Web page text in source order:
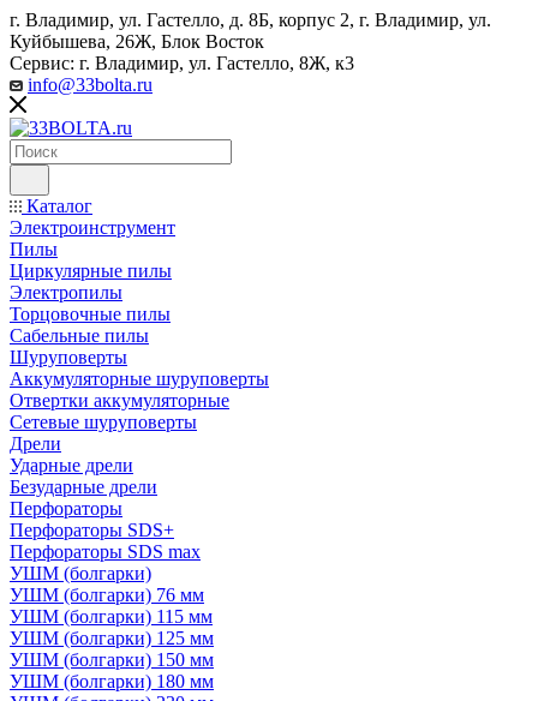
г. Владимир, ул. Гастелло, д. 8Б, корпус 2, г. Владимир, ул. ​
Куйбышева, 26Ж, Блок Восток
Сервис: г. Владимир, ул. Гастелло, 8Ж, к3
info@33bolta.ru
Каталог
Электроинструмент
Пилы
Циркулярные пилы
Электропилы
Торцовочные пилы
Сабельные пилы
Шуруповерты
Аккумуляторные шуруповерты
Отвертки аккумуляторные
Сетевые шуруповерты
Дрели
Ударные дрели
Безударные дрели
Перфораторы
Перфораторы SDS+
Перфораторы SDS max
УШМ (болгарки)
УШМ (болгарки) 76 мм
УШМ (болгарки) 115 мм
УШМ (болгарки) 125 мм
УШМ (болгарки) 150 мм
УШМ (болгарки) 180 мм